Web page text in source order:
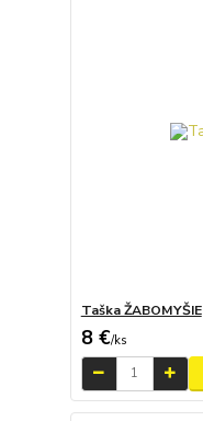
Taška ŽABOMYŠIE
8 €/ks